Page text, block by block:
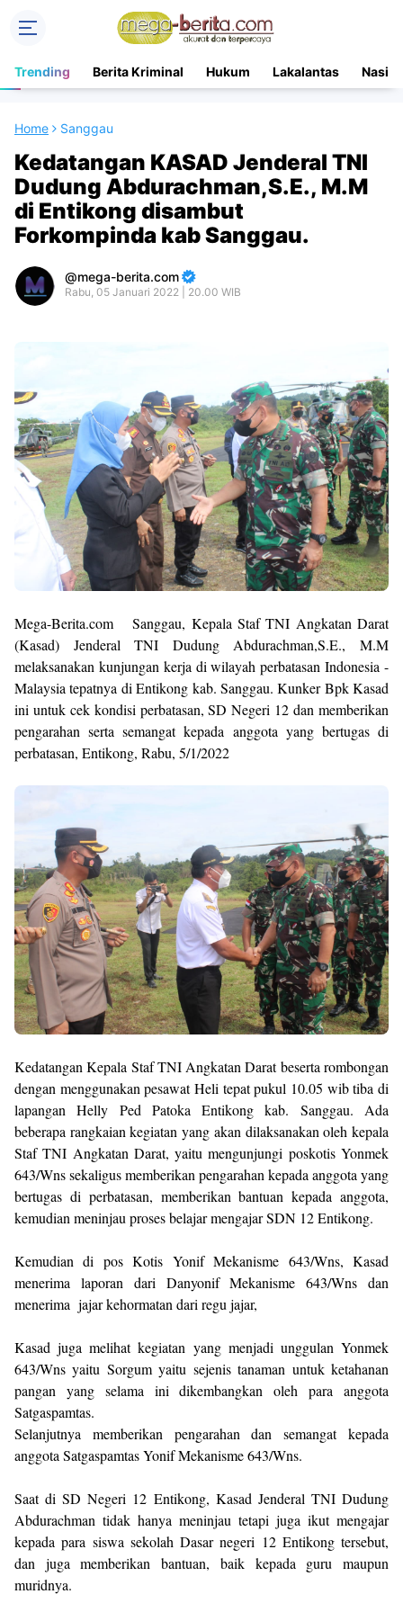
Trending Berita Kriminal Hukum Lakalantas
Home Sanggau
Kedatangan KASAD Jenderal TNI
Dudung Abdurachman,S.E., M.M
di Entikong disambut
Forkompinda kab Sanggau.
mega-berita.com
Rabu, 05 Januari 2022 | 20.00 WIB
Mega-Berita.com Sanggau, Kepala Staf TNI Angkatan Darat
(Kasad) Jenderal TNI Dudung Abdurachman,S.E., M.M
melaksanakan kunjungan kerja di wilayah perbatasan Indonesia -
Malaysia tepatnya di Entikong kab. Sanggau. Kunker Bpk Kasad
ini untuk cek kondisi perbatasan, SD Negeri 12 dan memberikan
pengarahan serta semangat kepada anggota yang bertugas di
perbatasan, Entikong, Rabu, 5/1/2022
Kedatangan Kepala Staf TNI Angkatan Darat beserta rombongan
dengan menggunakan pesawat Heli tepat pukul 10.05 wib tiba di
lapangan Helly Ped Patoka Entikong kab. Sanggau. Ada
beberapa rangkaian kegiatan yang akan dilaksanakan oleh kepala
Staf TNI Angkatan Darat, yaitu mengunjungi poskotis Yonmek
643/Wns sekaligus memberikan pengarahan kepada anggota yang
bertugas di perbatasan, memberikan bantuan kepada anggota,
kemudian meninjau proses belajar mengajar SDN 12 Entikong.
Kemudian di pos Kotis Yonif Mekanisme 643/Wns, Kasad
menerima laporan dari Danyonif Mekanisme 643/Wns dan
menerima jajar kehormatan dari regu jajar,
Kasad juga melihat kegiatan yang menjadi unggulan Yonmek
643/Wns yaitu Sorgum yaitu sejenis tanaman untuk ketahanan
pangan yang selama ini dikembangkan oleh para anggota
Satgaspamtas.
Selanjutnya memberikan pengarahan dan semangat kepada
anggota Satgaspamtas Yonif Mekanisme 643/Wns.
Saat di SD Negeri 12 Entikong, Kasad Jenderal TNI Dudung
Abdurachman tidak hanya meninjau tetapi juga ikut mengajar
kepada para siswa sekolah Dasar negeri 12 Entikong tersebut,
dan juga memberikan bantuan, baik kepada guru maupun
muridnya.